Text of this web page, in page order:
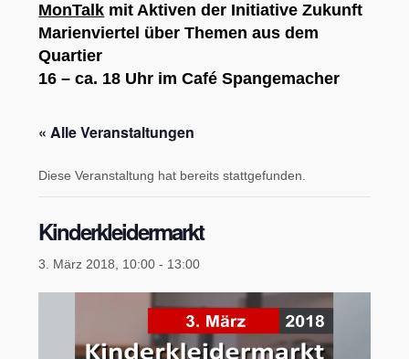
MonTalk mit Aktiven der Initiative Zukunft
Marienviertel über Themen aus dem
Quartier
16 – ca. 18 Uhr im Café Spangemacher
« Alle Veranstaltungen
Diese Veranstaltung hat bereits stattgefunden.
Kinderkleidermarkt
3. März 2018, 10:00 - 13:00